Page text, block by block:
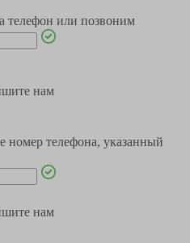
телефон или позвоним
нам
номер телефона, указанный
нам